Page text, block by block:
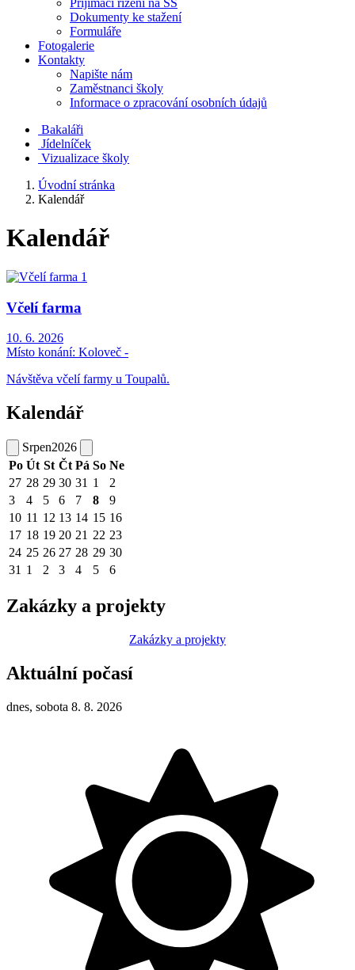
Přijímací řízení na SŠ
Dokumenty ke stažení
Formuláře
Fotogalerie
Kontakty
Napište nám
Zaměstnanci školy
Informace o zpracování osobních údajů
Bakaláři
Jídelníček
Vizualizace školy
Úvodní stránka
Kalendář
Kalendář
Včelí farma
10. 6. 2026
Místo konání: Koloveč -
Návštěva včelí farmy u Toupalů.
Kalendář
Srpen2026
Po Út St Čt Pá So Ne
27 28 29 30 31 1
2
3
4 5 6 7 8
9
10 11 12 13 14 15 16
17 18 19 20 21 22 23
24 25 26 27 28 29 30
31 1 2 3 4 5 6
Zakázky a projekty
Zakázky a projekty
Aktuální počasí
dnes, sobota 8. 8. 2026